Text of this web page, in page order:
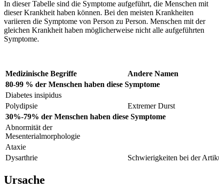
In dieser Tabelle sind die Symptome aufgeführt, die Menschen mit
dieser Krankheit haben können. Bei den meisten Krankheiten
variieren die Symptome von Person zu Person. Menschen mit der
gleichen Krankheit haben möglicherweise nicht alle aufgeführten
Symptome.
Medizinische Begriffe
Andere Namen
80-99 % der Menschen haben diese Symptome
Diabetes insipidus
Polydipsie
Extremer Durst
30%-79% der Menschen haben diese Symptome
Abnormität der
Mesenterialmorphologie
Ataxie
Dysarthrie
Schwierigkeiten bei der
Ursache